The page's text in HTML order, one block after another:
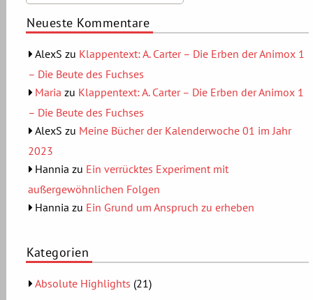
Neueste Kommentare
AlexS zu Klappentext: A. Carter – Die Erben der Animox 1
– Die Beute des Fuchses
Maria zu Klappentext: A. Carter – Die Erben der Animox 1
– Die Beute des Fuchses
AlexS zu Meine Bücher der Kalenderwoche 01 im Jahr
2023
Hannia zu Ein verrücktes Experiment mit
außergewöhnlichen Folgen
Hannia zu Ein Grund um Anspruch zu erheben
Kategorien
Absolute Highlights (21)